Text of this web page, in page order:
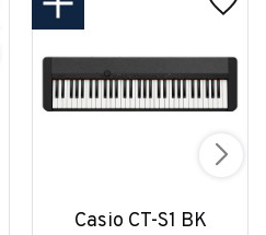
Casio CT-S1 BK